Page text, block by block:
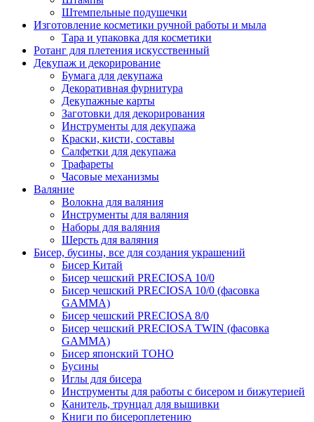
Штемпельные подушечки
Изготовление косметики ручной работы и мыла
Тара и упаковка для косметики
Ротанг для плетения искусственный
Декупаж и декорирование
Бумага для декупажа
Декоративная фурнитура
Декупажные карты
Заготовки для декорирования
Инструменты для декупажа
Краски, кисти, составы
Салфетки для декупажа
Трафареты
Часовые механизмы
Валяние
Волокна для валяния
Инструменты для валяния
Наборы для валяния
Шерсть для валяния
Бисер, бусины, все для создания украшений
Бисер Китай
Бисер чешский PRECIOSA 10/0
Бисер чешский PRECIOSA 10/0 (фасовка
GAMMA)
Бисер чешский PRECIOSA 8/0
Бисер чешский PRECIOSA TWIN (фасовка
GAMMA)
Бисер японский TOHO
Бусины
Иглы для бисера
Инструменты для работы с бисером и бижутерией
Канитель, трунцал для вышивки
Книги по бисероплетению